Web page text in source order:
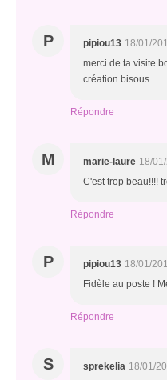
P pipiou13 18/01/
merci de ta visite
création bisous
Répondre
M marie-laure 18/
C'est trop beau!!!!
Répondre
P pipiou13 18/01/
Fidèle au poste !
Répondre
S sprekelia 18/01/